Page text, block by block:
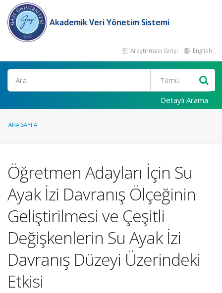
Akademik Veri Yönetim Sistemi
Araştırmacı Girişi English
Ara
Detaylı Arama
ANA SAYFA
Öğretmen Adayları İçin Su
Ayak İzi Davranış Ölçeğinin
Geliştirilmesi ve Çeşitli
Değişkenlerin Su Ayak İzi
Davranış Düzeyi Üzerindeki
Etkisi